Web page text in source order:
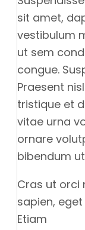
sit amet,
vestibulum
ut sem
congue.
Praesent
tristique et
vitae urna
ornare
bibendum
Cras ut orci
sapien,
Etiam